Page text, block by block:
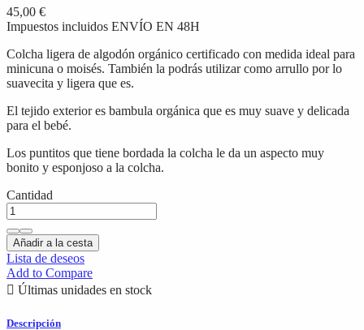
45,00 €
Impuestos incluidos ENVÍO EN 48H
Colcha ligera de algodón orgánico certificado con medida ideal para
minicuna o moisés. También la podrás utilizar como arrullo por lo
suavecita y ligera que es.
El tejido exterior es bambula orgánica que es muy suave y delicada
para el bebé.
Los puntitos que tiene bordada la colcha le da un aspecto muy
bonito y esponjoso a la colcha.
Cantidad
Añadir a la cesta
Lista de deseos
Add to Compare
 Últimas unidades en stock
Descripción